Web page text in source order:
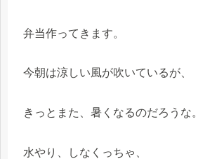
弁当作ってきます。
今朝は涼しい風が吹いているが、
きっとまた、暑くなるのだろうな。
水やり、しなくっちゃ、